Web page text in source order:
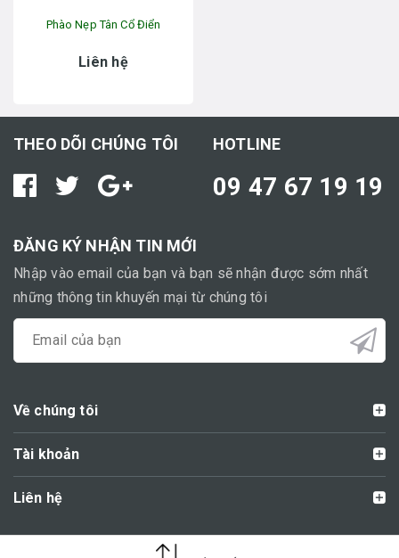
Phào Nẹp Tân Cổ Điển
Liên hệ
THEO DÕI CHÚNG TÔI HOTLINE
09 47 67 19 19
ĐĂNG KÝ NHẬN TIN MỚI
Nhập vào email của bạn và bạn sẽ nhận được sớm nhất
những thông tin khuyến mại từ chúng tôi
Về chúng tôi
Tài khoản
Liên hệ
Cung cấp bởi Sapo